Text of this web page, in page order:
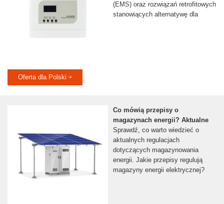
(EMS) oraz rozwiązań retrofitowych
stanowiących alternatywę dla
Oferta dla Polski +
Co mówią przepisy o
magazynach energii? Aktualne
Sprawdź, co warto wiedzieć o
aktualnych regulacjach
dotyczących magazynowania
energii. Jakie przepisy regulują
magazyny energii elektrycznej?